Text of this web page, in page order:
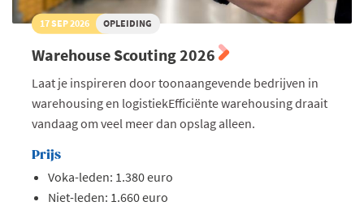
17 SEP 2026 OPLEIDING
Warehouse Scouting 2026
Laat je inspireren door toonaangevende bedrijven in
warehousing en logistiekEfficiënte warehousing draait
vandaag om veel meer dan opslag alleen.
Prijs
Voka-leden: 1.380 euro
Niet-leden: 1.660 euro